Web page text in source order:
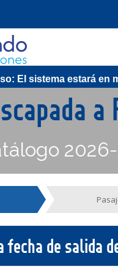
El sistema estará en
a
fecha de salida